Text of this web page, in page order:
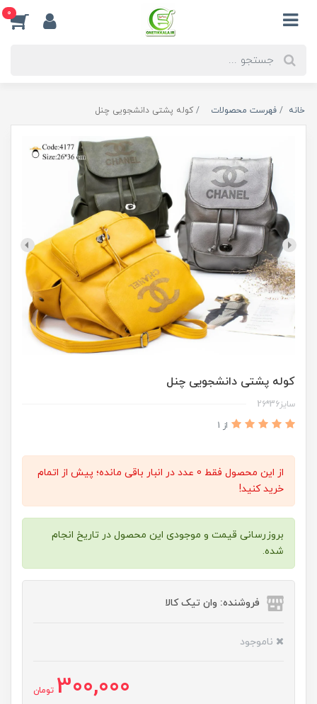
0
خانه فهرست محصولات کوله پشتی دانشجویی چنل
کوله پشتی دانشجویی چنل
سایز36*26
از 1
از این محصول فقط 0 عدد در انبار باقی مانده؛ پیش از اتمام
خرید کنید!
بروزرسانی قیمت و موجودی این محصول در تاریخ انجام
شده.
فروشنده: وان تیک کالا
ناموجود
300,000 تومان